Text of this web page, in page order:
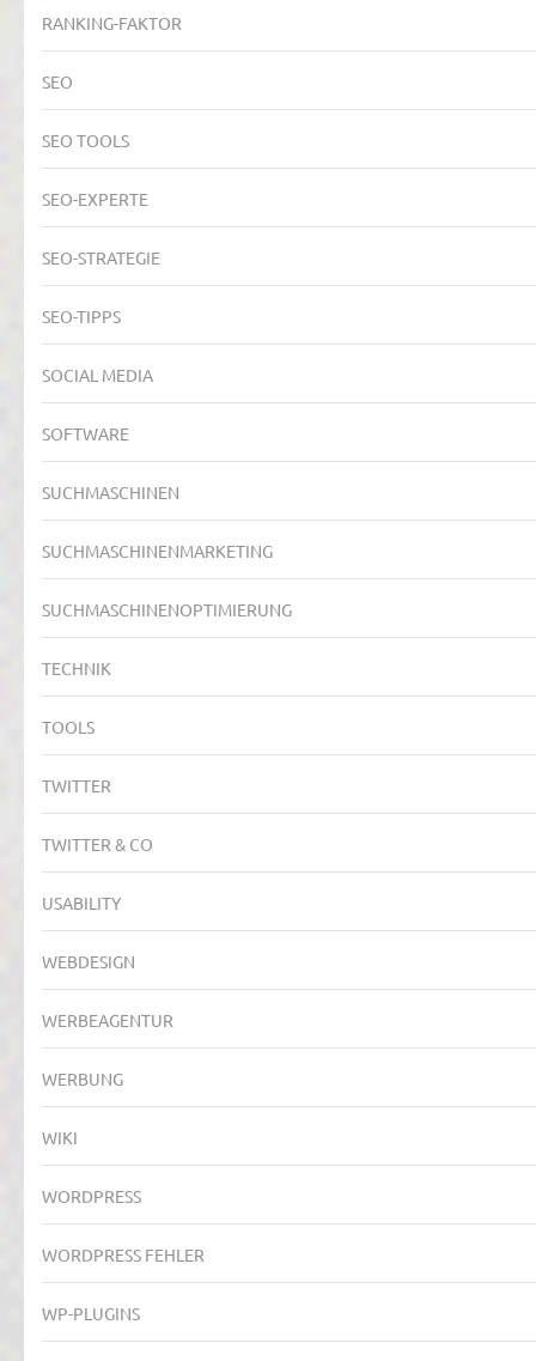
RANKING-FAKTOR
SEO
SEO TOOLS
SEO-EXPERTE
SEO-STRATEGIE
SEO-TIPPS
SOCIAL MEDIA
SOFTWARE
SUCHMASCHINEN
SUCHMASCHINENMARKETING
SUCHMASCHINENOPTIMIERUNG
TECHNIK
TOOLS
TWITTER
TWITTER & CO
USABILITY
WEBDESIGN
WERBEAGENTUR
WERBUNG
WIKI
WORDPRESS
WORDPRESS FEHLER
WP-PLUGINS